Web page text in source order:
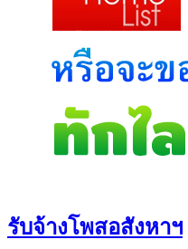
รับจ้างโพสอสังหาฯ